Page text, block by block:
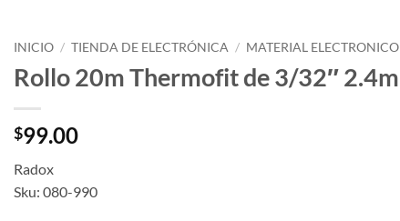
INICIO / TIENDA DE ELECTRÓNICA / MATERIAL ELECTRONICO
Rollo 20m Thermofit de 3/32″
$99.00
Radox
Sku: 080-990